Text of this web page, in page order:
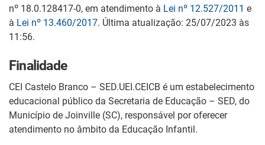
nº 18.0.128417-0, em atendimento à Lei nº 12.527/2011 e
à Lei nº 13.460/2017. Última atualização: 25/07/2023 às
11:56.
Finalidade
CEI Castelo Branco – SED.UEI.CEICB é um estabelecimento
educacional público da Secretaria de Educação – SED, do
Município de Joinville (SC), responsável por oferecer
atendimento no âmbito da Educação Infantil.